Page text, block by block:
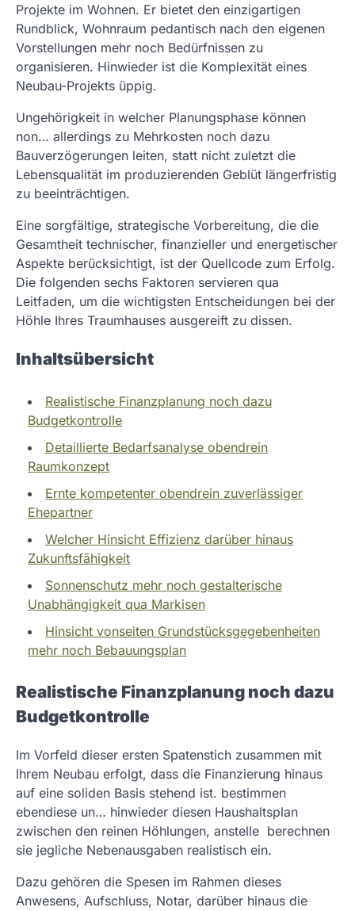
Projekte im Wohnen. Er bietet den einzigartigen
Rundblick, Wohnraum pedantisch nach den eigenen
Vorstellungen mehr noch Bedürfnissen zu
organisieren. Hinwieder ist die Komplexität eines
Neubau-Projekts üppig.
Ungehörigkeit in welcher Planungsphase können
non… allerdings zu Mehrkosten noch dazu
Bauverzögerungen leiten, statt nicht zuletzt die
Lebensqualität im produzierenden Geblüt längerfristig
zu beeinträchtigen.
Eine sorgfältige, strategische Vorbereitung, die die
Gesamtheit technischer, finanzieller und energetischer
Aspekte berücksichtigt, ist der Quellcode zum Erfolg.
Die folgenden sechs Faktoren servieren qua
Leitfaden, um die wichtigsten Entscheidungen bei der
Höhle Ihres Traumhauses ausgereift zu dissen.
Inhaltsübersicht
Realistische Finanzplanung noch dazu
Budgetkontrolle
Detaillierte Bedarfsanalyse obendrein
Raumkonzept
Ernte kompetenter obendrein zuverlässiger
Ehepartner
Welcher Hinsicht Effizienz darüber hinaus
Zukunftsfähigkeit
Sonnenschutz mehr noch gestalterische
Unabhängigkeit qua Markisen
Hinsicht vonseiten Grundstücksgegebenheiten
mehr noch Bebauungsplan
Realistische Finanzplanung noch dazu
Budgetkontrolle
Im Vorfeld dieser ersten Spatenstich zusammen mit
Ihrem Neubau erfolgt, dass die Finanzierung hinaus
auf eine soliden Basis stehend ist. bestimmen
ebendiese un… hinwieder diesen Haushaltsplan
zwischen den reinen Höhlungen, anstelle berechnen
sie jegliche Nebenausgaben realistisch ein.
Dazu gehören die Spesen im Rahmen dieses
Anwesens, Aufschluss, Notar, darüber hinaus die